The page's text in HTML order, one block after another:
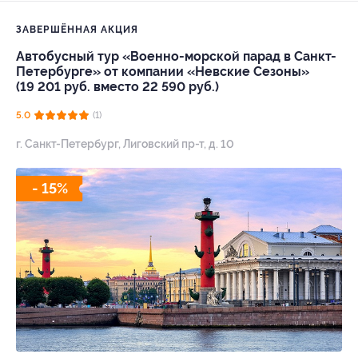
ЗАВЕРШЁННАЯ АКЦИЯ
Автобусный тур «Военно-морской парад в Санкт-
Петербурге» от компании «Невские Сезоны»
(19 201 руб. вместо 22 590 руб.)
5.0 (1)
г. Санкт-Петербург, Лиговский пр-т, д. 10
- 15%